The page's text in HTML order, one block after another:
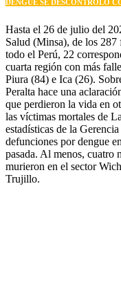
DENGUE SE DESCONTROLÓ
Hasta el 26 de julio del
Salud (Minsa), de los
todo el Perú, 22
cuarta región con más
Piura (84) e Ica (26).
Peralta hace una
que perdieron la vida en
las víctimas mortales de
estadísticas de la
defunciones por dengue
pasada. Al menos, cuatro
murieron en el sector
Trujillo.